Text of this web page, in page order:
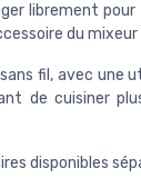
librement
du
fil, avec une
de cuisiner
disponibles